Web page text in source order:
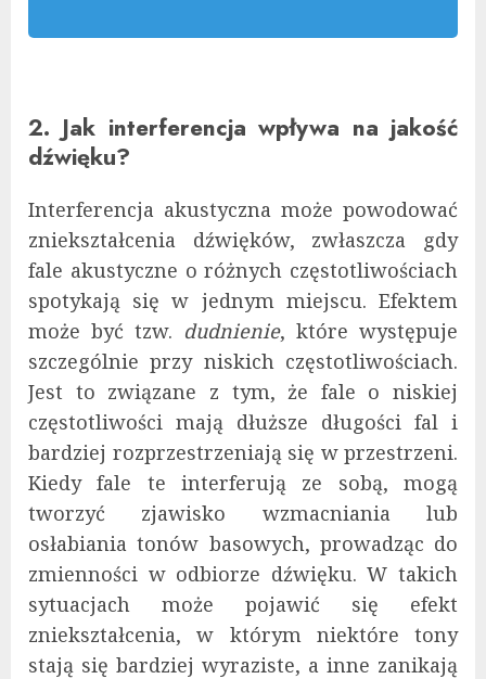
2. Jak interferencja wpływa na jakość
dźwięku?
Interferencja akustyczna może powodować
zniekształcenia dźwięków, zwłaszcza gdy
fale akustyczne o różnych częstotliwościach
spotykają się w jednym miejscu. Efektem
może być tzw. dudnienie, które występuje
szczególnie przy niskich częstotliwościach.
Jest to związane z tym, że fale o niskiej
częstotliwości mają dłuższe długości fal i
bardziej rozprzestrzeniają się w przestrzeni.
Kiedy fale te interferują ze sobą, mogą
tworzyć zjawisko wzmacniania lub
osłabiania tonów basowych, prowadząc do
zmienności w odbiorze dźwięku. W takich
sytuacjach może pojawić się efekt
zniekształcenia, w którym niektóre tony
stają się bardziej wyraziste, a inne zanikają